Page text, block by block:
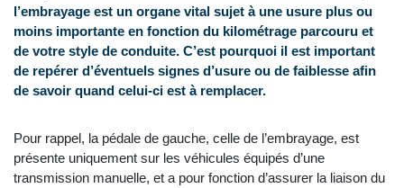
l’embrayage est un organe vital sujet à une usure plus ou
moins importante en fonction du kilométrage parcouru et
de votre style de conduite. C’est pourquoi il est important
de repérer d’éventuels signes d’usure ou de faiblesse afin
de savoir quand celui-ci est à remplacer.
Pour rappel, la pédale de gauche, celle de l’embrayage, est
présente uniquement sur les véhicules équipés d’une
transmission manuelle, et a pour fonction d’assurer la liaison du